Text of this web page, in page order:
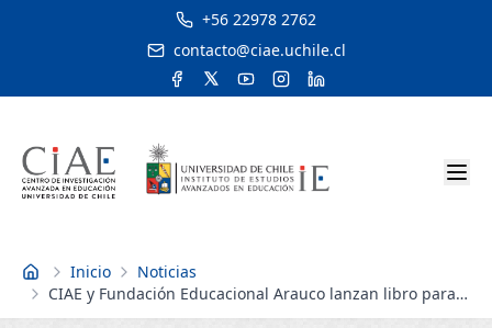
+56 22978 2762
contacto@ciae.uchile.cl
Inicio Inicio
Noticias
CIAE y Fundación Educacional Arauco lanzan libro para
trabajar escritura en el aula